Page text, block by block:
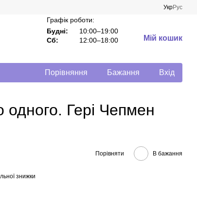
УкрРус
Графік роботи:
Будні:
10:00–19:00
Сб:
12:00–18:00 Мій кошик
Порівняння Бажання Вхід
одного. Гері Чепмен
Порівняти В бажання
знижки